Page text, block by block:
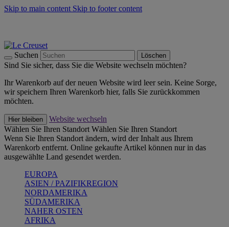
Skip to main content Skip to footer content
Suchen Löschen
Sind Sie sicher, dass Sie die Website wechseln möchten?
Ihr Warenkorb auf der neuen Website wird leer sein. Keine Sorge,
wir speichern Ihren Warenkorb hier, falls Sie zurückkommen
möchten.
Hier bleiben
Website wechseln
Wählen Sie Ihren Standort Wählen Sie Ihren Standort
Wenn Sie Ihren Standort ändern, wird der Inhalt aus Ihrem
Warenkorb entfernt. Online gekaufte Artikel können nur in das
ausgewählte Land gesendet werden.
EUROPA
ASIEN / PAZIFIKREGION
NORDAMERIKA
SÜDAMERIKA
NAHER OSTEN
AFRIKA